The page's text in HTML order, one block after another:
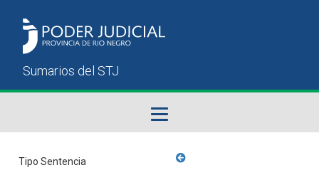
Tipo Sentencia